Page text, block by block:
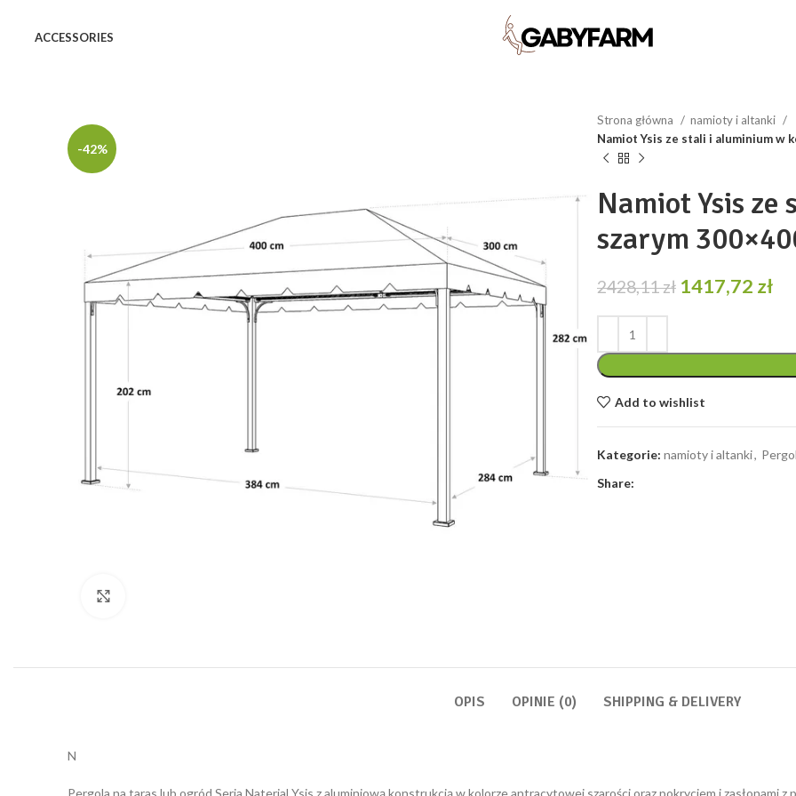
ACCESSORIES
-42%
Strona główna
namioty i altanki
Namiot Ysis ze stali i aluminium w
Namiot Ysis
szarym
2428,11zł Pierwotna
2428,11 zł.
1417,72 zł
Add to wishlist
Kategorie: namioty i altanki,
Share:
OPIS OPINIE (0) SHIPPING & DELIVERY
N
Pergola na taras lub ogród Seria Naterial Ysis z aluminiową konstrukcją w kolorze antracytowej szarości oraz pokryciem i zasłonami